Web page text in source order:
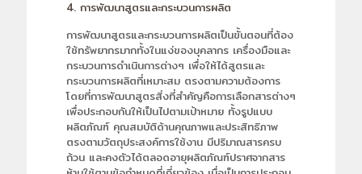
4. การพัฒนาสูตรและกระบวนการผลิต
การพัฒนาสูตรและกระบวนการผลิตเป็นขั้นตอนที่ต้อง
ใช้ทรัพยากรมากทั้งในแง่ของบุคลากร เครื่องมือและ
กระบวนการดำเนินการต่างๆ เพื่อให้ได้สูตรและ
กระบวนการผลิตที่เหมาะสม ตรงตามความต้องการ
โดยที่การพัฒนาสูตรสิ่งที่สำคัญคือการเลือกสารต่างๆ
เพื่อประกอบกันให้เป็นไปตามเป้าหมาย ทั้งรูปแบบ
ผลิตภัณฑ์ คุณสมบัติด้านคุณภาพและประสิทธิภาพ
ตรงตามวัตถุประสงค์การใช้งาน มีปริมาณสารครบ
ถ้วน และคงตัวได้ตลอดอายุผลิตภัณฑ์ปราศจากสาร